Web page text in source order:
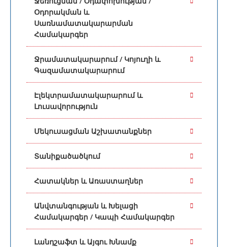
Օդորակման և
Սառնամատակարարման
Համակարգեր
Ջրամատակարարում / Կոյուղի և
Գազամատակարարում
Էլեկտրամատակարարում և
Լուսավորություն
Մեկուսացման Աշխատանքներ
Տանիքածածկում
Հատակներ և Առաստաղներ
Անվտանգության և Խելացի
Համակարգեր / Կապի Համակարգեր
Լանդշաֆտ և Այգու Խնամք